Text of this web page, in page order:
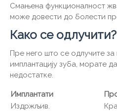
Смањена функционалност
може довести до болести
Како се одлучити?
Пре него што се одлучите
имплантацију зуба, морате
недостатке.
Имплантати
Издржљив.